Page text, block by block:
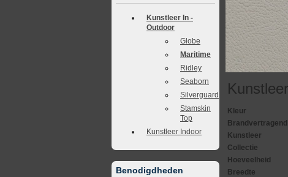
Kunstleer In -
Outdoor
Globe
Maritime
Ridley
Seaborn
Silverguard
Stamskin
Top
Kunstleer Indoor
Benodigdheden
Kleur
Brandvertragend
Kunstleer
Collectie
Hoeveelheid
Breedte